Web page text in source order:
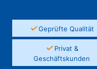
✓Geprüfte Qualität
✓Privat &
Geschäftskunden